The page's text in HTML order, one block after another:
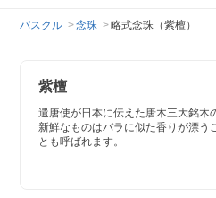
パスクル 念珠 略式念珠（紫檀）
紫檀
遣唐使が日本に伝えた唐木三大銘木
新鮮なものはバラに似た香りが漂う
とも呼ばれます。